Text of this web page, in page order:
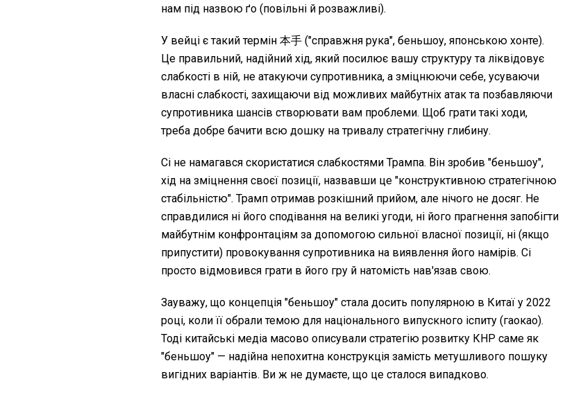
нам під назвою ґо (повільні й розважливі).
У вейці є такий термін 本手 ("справжня рука", беньшоу, японською хонте).
Це правильний, надійний хід, який посилює вашу структуру та ліквідовує
слабкості в ній, не атакуючи супротивника, а зміцнюючи себе, усуваючи
власні слабкості, захищаючи від можливих майбутніх атак та позбавляючи
супротивника шансів створювати вам проблеми. Щоб грати такі ходи,
треба добре бачити всю дошку на тривалу стратегічну глибину.
Сі не намагався скористатися слабкостями Трампа. Він зробив "беньшоу",
хід на зміцнення своєї позиції, назвавши це "конструктивною стратегічною
стабільністю". Трамп отримав розкішний прийом, але нічого не досяг. Не
справдилися ні його сподівання на великі угоди, ні його прагнення запобігти
майбутнім конфронтаціям за допомогою сильної власної позиції, ні (якщо
припустити) провокування супротивника на виявлення його намірів. Сі
просто відмовився грати в його гру й натомість нав'язав свою.
Зауважу, що концепція "беньшоу" стала досить популярною в Китаї у 2022
році, коли її обрали темою для національного випускного іспиту (гаокао).
Тоді китайські медіа масово описували стратегію розвитку КНР саме як
"беньшоу" — надійна непохитна конструкція замість метушливого пошуку
вигідних варіантів. Ви ж не думаєте, що це сталося випадково.